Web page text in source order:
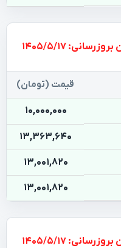
بروزرسانی: 1405/5/17
قیمت (تومان)
10,000,000
13,363,640
13,001,820
13,001,820
بروزرسانی: 1405/5/17